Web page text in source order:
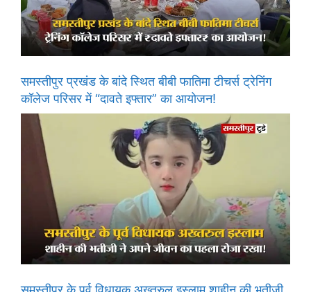
समस्तीपुर प्रखंड के बांदे स्थित बीबी फातिमा टीचर्स ट्रेनिंग
कॉलेज परिसर में “दावते इफ्तार” का आयोजन!